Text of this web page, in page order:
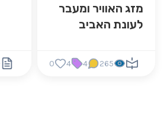
מזג האוויר ומעבר
לעונת האביב
265
4
4
0